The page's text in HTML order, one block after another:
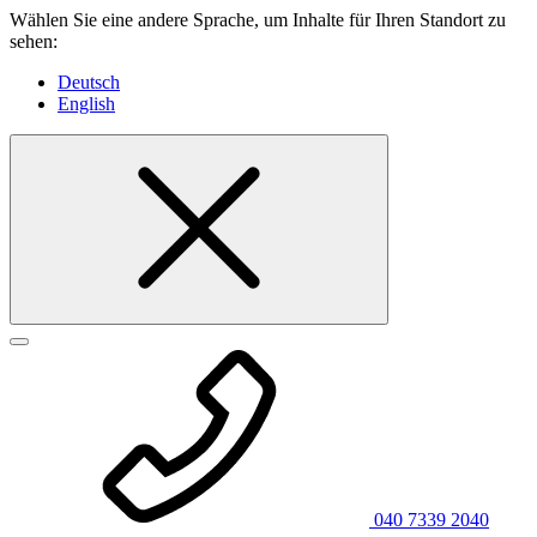
Wählen Sie eine andere Sprache, um Inhalte für Ihren Standort zu
sehen:
Deutsch
English
040 7339 2040